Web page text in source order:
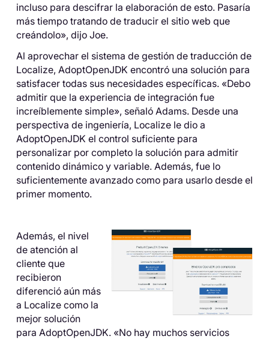
incluso para descifrar la elaboración de esto. Pasaría
más tiempo tratando de traducir el sitio web que
creándolo», dijo Joe.
Al aprovechar el sistema de gestión de traducción de
Localize, AdoptOpenJDK encontró una solución para
satisfacer todas sus necesidades específicas. «Debo
admitir que la experiencia de integración fue
increíblemente simple», señaló Adams. Desde una
perspectiva de ingeniería, Localize le dio a
AdoptOpenJDK el control suficiente para
personalizar por completo la solución para admitir
contenido dinámico y variable. Además, fue lo
suficientemente avanzado como para usarlo desde el
primer momento.
Además, el nivel
de atención al
cliente que
recibieron
diferenció aún más
a Localize como la
mejor solución
para AdoptOpenJDK. «No hay muchos servicios